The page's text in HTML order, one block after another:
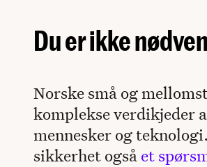
Du er ikke
Norske små og
komplekse verdikjeder
mennesker og
sikkerhet ogsået